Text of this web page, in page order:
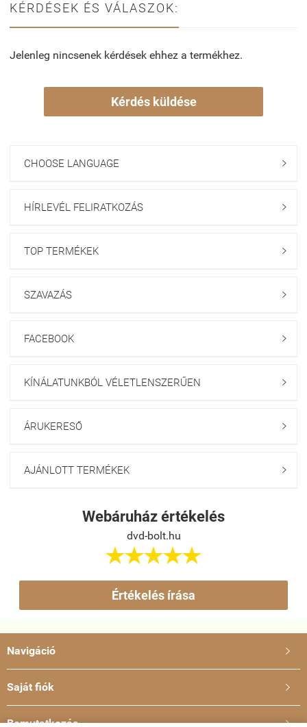
KÉRDÉSEK ÉS VÁLASZOK:
Jelenleg nincsenek kérdések ehhez a termékhez.
Kérdés küldése
CHOOSE LANGUAGE 
HÍRLEVÉL FELIRATKOZÁS 
TOP TERMÉKEK 
SZAVAZÁS 
FACEBOOK 
KÍNÁLATUNKBÓL VÉLETLENSZERŰEN 
ÁRUKERESŐ 
AJÁNLOTT TERMÉKEK 
Webáruház értékelés
dvd-bolt.hu

Értékelés írása
Navigáció 
Saját fiók 
Bemutatkozás 